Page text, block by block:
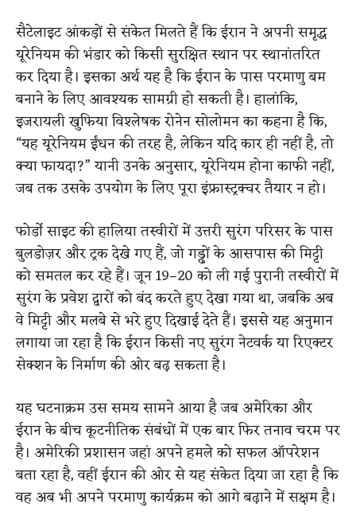
सैटेलाइट आंकड़ों से संकेत मिलते हैं कि ईरान ने अपनी समृद्ध
यूरेनियम की भंडार को किसी सुरक्षित स्थान पर स्थानांतरित
कर दिया है। इसका अर्थ यह है कि ईरान के पास परमाणु बम
बनाने के लिए आवश्यक सामग्री हो सकती है। हालांकि,
इजरायली खुफिया विश्लेषक रोनेन सोलोमन का कहना है कि,
“यह यूरेनियम ईंधन की तरह है, लेकिन यदि कार ही नहीं है, तो
क्या फायदा?” यानी उनके अनुसार, यूरेनियम होना काफी नहीं,
जब तक उसके उपयोग के लिए पूरा इंफ्रास्ट्रक्चर तैयार न हो।
फोर्डो साइट की हालिया तस्वीरों में उत्तरी सुरंग परिसर के पास
बुलडोज़र और ट्रक देखे गए हैं, जो गड्ढों के आसपास की मिट्टी
को समतल कर रहे हैं। जून 19–20 को ली गई पुरानी तस्वीरों में
सुरंग के प्रवेश द्वारों को बंद करते हुए देखा गया था, जबकि अब
वे मिट्टी और मलबे से भरे हुए दिखाई देते हैं। इससे यह अनुमान
लगाया जा रहा है कि ईरान किसी नए सुरंग नेटवर्क या रिएक्टर
सेक्शन के निर्माण की ओर बढ़ सकता है।
यह घटनाक्रम उस समय सामने आया है जब अमेरिका और
ईरान के बीच कूटनीतिक संबंधों में एक बार फिर तनाव चरम पर
है। अमेरिकी प्रशासन जहां अपने हमले को सफल ऑपरेशन
बता रहा है, वहीं ईरान की ओर से यह संकेत दिया जा रहा है कि
वह अब भी अपने परमाणु कार्यक्रम को आगे बढ़ाने में सक्षम है।